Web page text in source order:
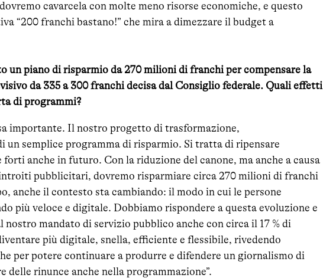
cavarcela con molte meno risorse economiche, e questo
“200 franchi bastano!” che mira a dimezzare il budget a
un piano di risparmio da 270 milioni di franchi per compensare la
da 335 a 300 franchi decisa dal Consiglio federale. Quali effetti
di programmi?
importante. Il nostro progetto di trasformazione,
un semplice programma di risparmio. Si tratta di ripensare
forti anche in futuro. Con la riduzione del canone, ma anche a causa
pubblicitari, dovremo risparmiare circa 270 milioni di franchi
anche il contesto sta cambiando: il modo in cui le persone
più veloce e digitale. Dobbiamo rispondere a questa evoluzione e
mandato di servizio pubblico anche con circa il 17 % di
più digitale, snella, efficiente e flessibile, rivedendo
per potere continuare a produrre e difendere un giornalismo di
delle rinunce anche nella programmazione”.